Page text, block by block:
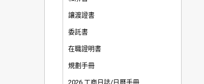
讓渡證書
委託書
在職證明書
規劃手冊
2026 工商日誌/日曆手冊